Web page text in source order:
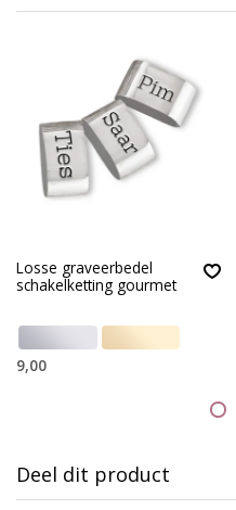
Losse graveerbedel
schakelketting gourmet
9,00
Deel dit product